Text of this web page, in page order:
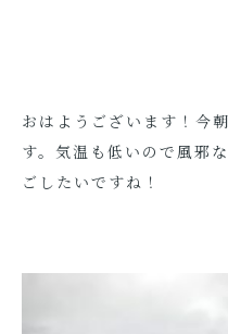
おはようございます！今
す。気温も低いので風邪
ごしたいですね！